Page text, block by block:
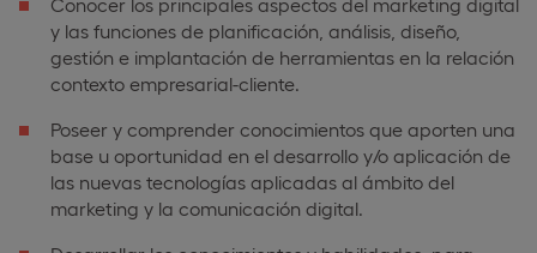
y las funciones de planificación, análisis, diseño,
gestión e implantación de herramientas en la relación
contexto empresarial-cliente.
Poseer y comprender conocimientos que aporten una
base u oportunidad en el desarrollo y/o aplicación de
las nuevas tecnologías aplicadas al ámbito del
marketing y la comunicación digital.